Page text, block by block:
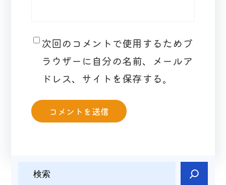
次回のコメントで使用するためブ
ラウザーに自分の名前、メールア
ドレス、サイトを保存する。